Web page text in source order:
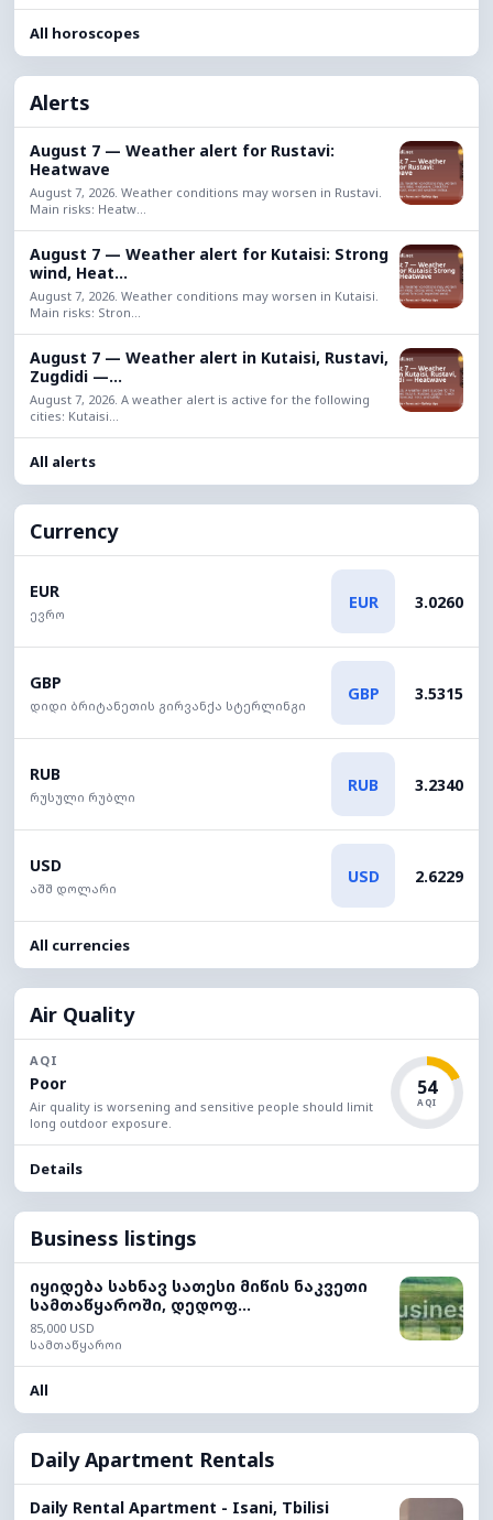
All horoscopes
Alerts
August 7 — Weather alert for Rustavi:
Heatwave
August 7, 2026. Weather conditions may worsen in Rustavi.
Main risks: Heatw...
August 7 — Weather alert for Kutaisi: Strong
wind, Heat...
August 7, 2026. Weather conditions may worsen in Kutaisi.
Main risks: Stron...
August 7 — Weather alert in Kutaisi, Rustavi,
Zugdidi —...
August 7, 2026. A weather alert is active for the following
cities: Kutaisi...
All alerts
Currency
EUR
ევრო
EUR 3.0260
GBP
დიდი ბრიტანეთის გირვანქა სტერლინგი
GBP 3.5315
RUB
რუსული რუბლი
RUB 3.2340
USD
აშშ დოლარი
USD 2.6229
All currencies
Air Quality
AQI
Poor
Air quality is worsening and sensitive people should limit
long outdoor exposure.
54
AQI
Details
Business listings
იყიდება სახნავ სათესი მიწის ნაკვეთი
სამთაწყაროში, დედოფ...
85,000 USD
სამთაწყაროი
All
Daily Apartment Rentals
Daily Rental Apartment - Isani, Tbilisi